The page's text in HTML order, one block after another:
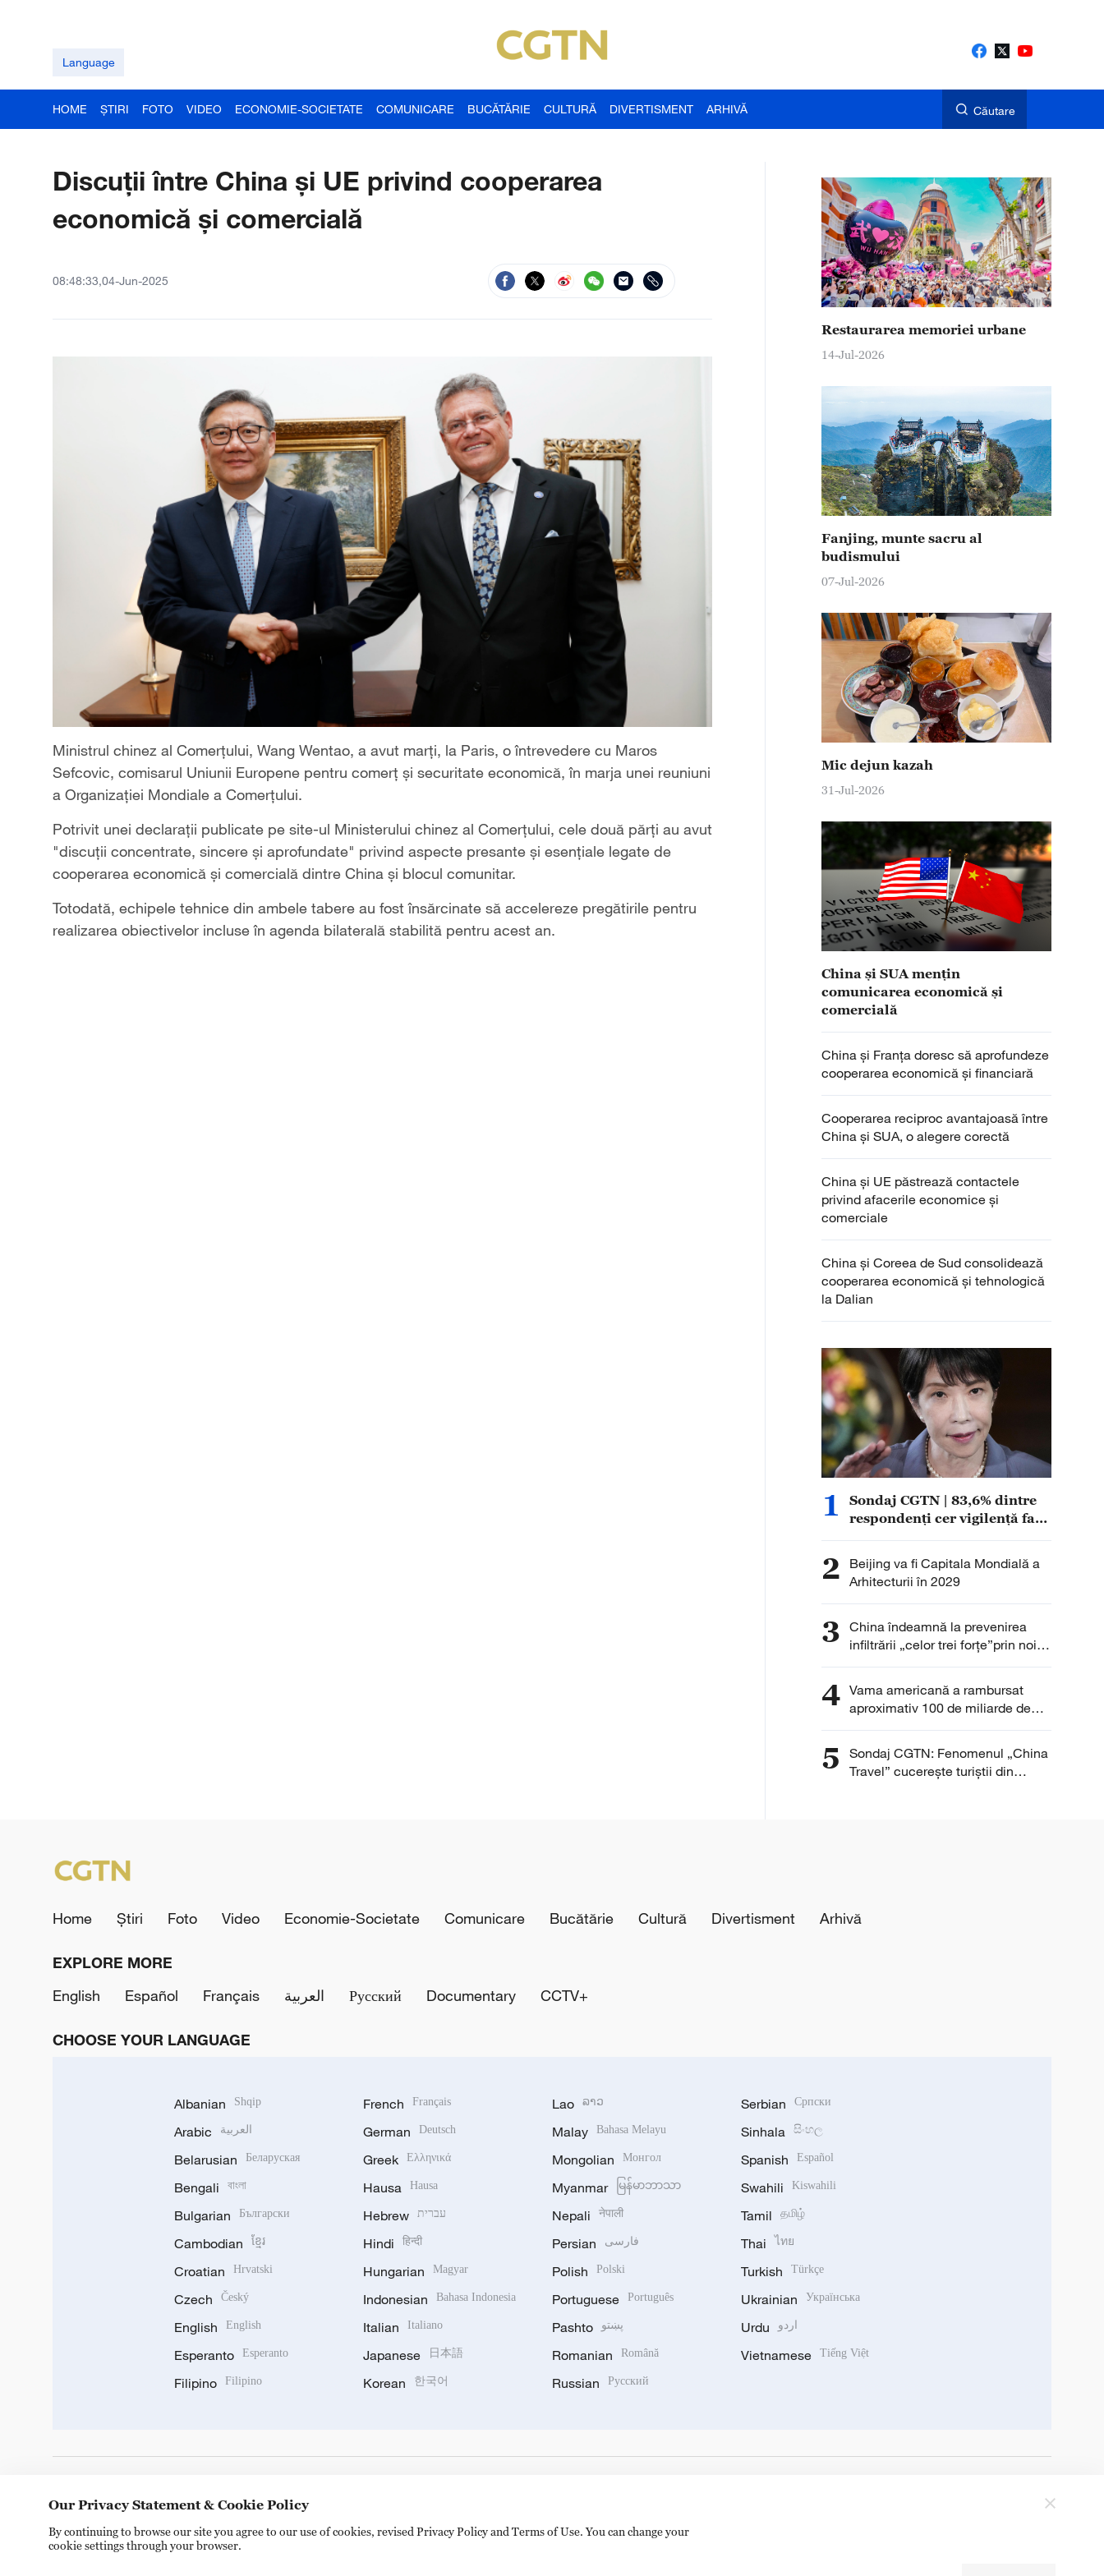
Language
HOME ȘTIRI FOTO VIDEO ECONOMIE-SOCIETATE COMUNICARE BUCĂTĂRIE CULTURĂ DIVERTISMENT ARHIVĂ Căutare
Discuții între China și UE privind cooperarea
economică și comercială
08:48:33,04-Jun-2025
Ministrul chinez al Comerțului, Wang Wentao, a avut marți, la Paris, o întrevedere cu Maros
Sefcovic, comisarul Uniunii Europene pentru comerț și securitate economică, în marja unei reuniuni
a Organizației Mondiale a Comerțului.
Potrivit unei declarații publicate pe site-ul Ministerului chinez al Comerțului, cele două părți au avut
"discuții concentrate, sincere și aprofundate" privind aspecte presante și esențiale legate de
cooperarea economică și comercială dintre China și blocul comunitar.
Totodată, echipele tehnice din ambele tabere au fost însărcinate să accelereze pregătirile pentru
realizarea obiectivelor incluse în agenda bilaterală stabilită pentru acest an.
Restaurarea memoriei urbane
14-Jul-2026
Fanjing, munte sacru al
budismului
07-Jul-2026
Mic dejun kazah
31-Jul-2026
China și SUA mențin
comunicarea economică și
comercială
China și Franța doresc să aprofundeze
cooperarea economică și financiară
Cooperarea reciproc avantajoasă între
China și SUA, o alegere corectă
China și UE păstrează contactele
privind afacerile economice și
comerciale
China și Coreea de Sud consolidează
cooperarea economică și tehnologică
la Dalian
1
Sondaj CGTN | 83,6% dintre
respondenți cer vigilență față
militarism
2
Beijing va fi Capitala Mondială a
Arhitecturii în 2029
3 China îndeamnă la prevenirea
infiltrării „celor trei forțe”prin noile
tehnologii
4 Vama americană a rambursat
aproximativ 100 de miliarde de
dolari din taxele vamale colectate
5
Sondaj CGTN: Fenomenul „China
Travel” cucerește turiștii din
Home Știri Foto Video Economie-Societate Comunicare Bucătărie Cultură Divertisment Arhivă
EXPLORE MORE
English
Español Français العربية Русский Documentary CCTV+
CHOOSE YOUR LANGUAGE
Albanian Shqip
Arabic العربية
Belarusian Беларуская
Bengali বাংলা
Bulgarian Български
Cambodian ខ្មែរ
Croatian Hrvatski
Czech Český
English English
Esperanto Esperanto
Filipino Filipino
French Français
German Deutsch
Greek Ελληνικά
Hausa Hausa
Hebrew עברית
Hindi हिन्दी
Hungarian Magyar
Indonesian Bahasa Indonesia
Italian Italiano
Japanese 日本語
Korean 한국어
Lao ລາວ
Malay Bahasa Melayu
Mongolian Монгол
Myanmar မြန်မာဘာသာ
Nepali नेपाली
Persian فارسی
Polish Polski
Portuguese Português
Pashto پښتو
Romanian Română
Russian Русский
Serbian Српски
Sinhala සිංහල
Spanish Español
Swahili Kiswahili
Tamil தமிழ்
Thai ไทย
Turkish Türkçe
Ukrainian Українська
Urdu اردو
Vietnamese Tiếng Việt
Our Privacy Statement & Cookie Policy
By continuing to browse our site you agree to our use of cookies, revised Privacy Policy and Terms of Use. You can change your
cookie settings through your browser.